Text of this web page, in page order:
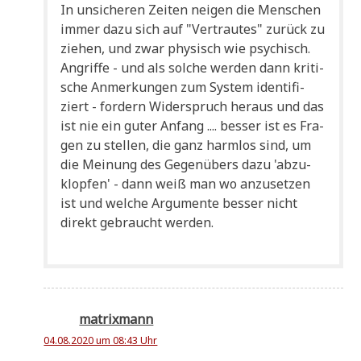
In unsi­che­ren Zei­ten nei­gen die Men­schen
immer dazu sich auf "Ver­trau­tes" zurück zu
zie­hen, und zwar phy­sisch wie psy­chisch.
Angrif­fe - und als sol­che wer­den dann kri­ti­
sche Anmer­kun­gen zum System iden­ti­fi­
ziert - for­dern Wider­spruch her­aus und das
ist nie ein guter Anfang .... bes­ser ist es Fra­
gen zu stel­len, die ganz harm­los sind, um
die Mei­nung des Gegen­übers dazu 'abzu­
klop­fen' - dann weiß man wo anzu­set­zen
ist und wel­che Argu­men­te bes­ser nicht
direkt gebraucht werden.
matrixmann
04.08.2020 um 08:43 Uhr